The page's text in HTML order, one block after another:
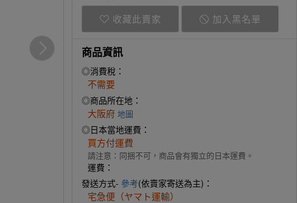
收藏此賣家 加入黑名單
商品資訊
◎消費稅：
不需要
◎商品所在地：
大阪府 地圖
◎日本當地運費：
買方付運費
請注意：同捆不可，商品會有獨立的日本運費。
運費：
發送方式- 參考(依賣家寄送為主)：
宅急便（ヤマト運輸）